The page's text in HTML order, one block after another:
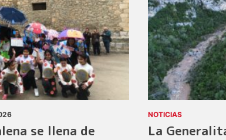
se llena de
NOTICIAS
La